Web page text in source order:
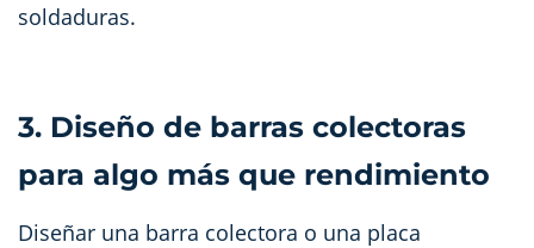
soldaduras.
3. Diseño de barras colectoras
para algo más que rendimiento
Diseñar una barra colectora o una placa